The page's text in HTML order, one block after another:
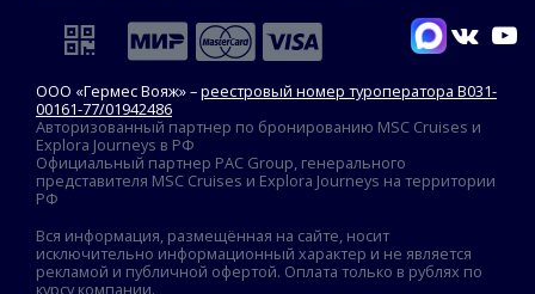
ООО «Гермес Вояж» –реестровый номер туроператора В031-
00161-77/01942486
Авторизованный партнер по бронированию MSC Cruises и
Explora Journeys в РФ
Официальный партнер PAC Group, генерального
представителя MSC Cruises и Explora Journeys на территории
РФ
Вся информация, размещённая на сайте, носит
исключительно информационный характер и не является
рекламой и публичной офертой. Оплата только в рублях по
курсу компании.